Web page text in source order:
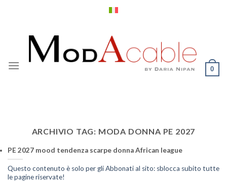
0
ARCHIVIO TAG: MODA DONNA PE 2027
PE 2027 mood tendenza scarpe donna African league
Questo contenuto è solo per gli Abbonati al sito: sblocca subito tutte
le pagine riservate!